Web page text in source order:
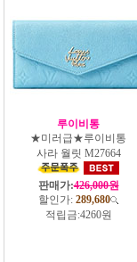
루이비통
★미러급★루이비통
사라 월릿 M27664
판매가:426,000원
할인가: 289,680
적립금:4260원